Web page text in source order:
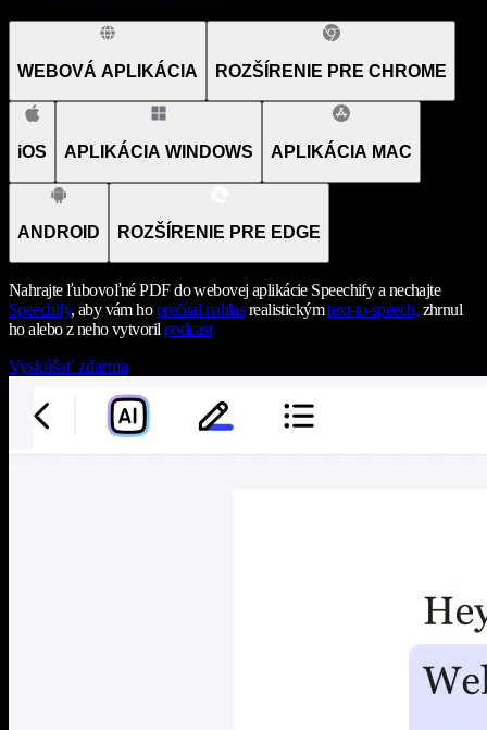
WEBOVÁ APLIKÁCIA ROZŠÍRENIE PRE CHROME
iOS APLIKÁCIA WINDOWS APLIKÁCIA MAC
ANDROID ROZŠÍRENIE PRE EDGE
Nahrajte ľubovoľné PDF do webovej aplikácie Speechify a nechajte
Speechify, aby vám hoprečítal nahlasrealistickýmtext-to-speech, zhrnul
ho alebo z neho vytvorilpodcast
Vyskúšať zdarma